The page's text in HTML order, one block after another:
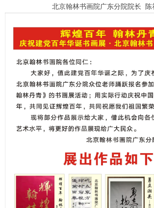
1 2 3 4
北京翰林书画院广东分院院长 陈